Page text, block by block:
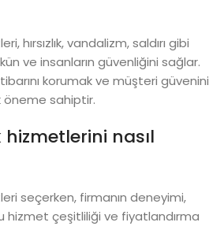
hırsızlık, vandalizm, saldırı gibi
ve insanların güvenliğini sağlar.
korumak ve müşteri güvenini
öneme sahiptir.
hizmetlerini nasıl
seçerken, firmanın deneyimi,
hizmet çeşitliliği ve fiyatlandırma